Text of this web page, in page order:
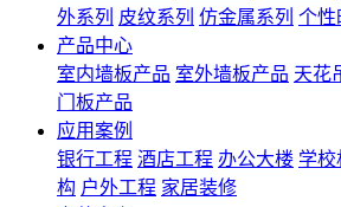
外系列 皮纹系列 仿金属系列 个性
产品中心
室内墙板产品 室外墙板产品 天花
门板产品
应用案例
银行工程 酒店工程 办公大楼 学校
构 户外工程 家居装修